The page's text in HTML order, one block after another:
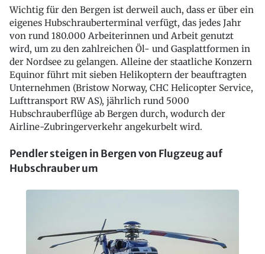
Wichtig für den Bergen ist derweil auch, dass er über ein
eigenes Hubschrauberterminal verfügt, das jedes Jahr
von rund 180.000 Arbeiterinnen und Arbeit genutzt
wird, um zu den zahlreichen Öl- und Gasplattformen in
der Nordsee zu gelangen. Alleine der staatliche Konzern
Equinor führt mit sieben Helikoptern der beauftragten
Unternehmen (Bristow Norway, CHC Helicopter Service,
Lufttransport RW AS), jährlich rund 5000
Hubschrauberflüge ab Bergen durch, wodurch der
Airline-Zubringerverkehr angekurbelt wird.
Pendler steigen in Bergen von Flugzeug auf
Hubschrauber um